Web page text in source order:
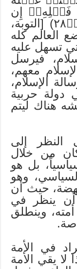
فَضۡلِهِۦٓ إِن
شَآءَۚ إِنَّ ٱللَّهَ عَلِيمٌ حَكِيمٞ٢٨) [التوبة،
العالم كله
تسهل عليه
فيرسل
معهم،
الإسلام،
حربية
هناك ليتم
النظر إلى
من خلال
بل هو
وهو
حيث أن
أن ينظر في
وينطلق
في الأمة
يقي الأمة